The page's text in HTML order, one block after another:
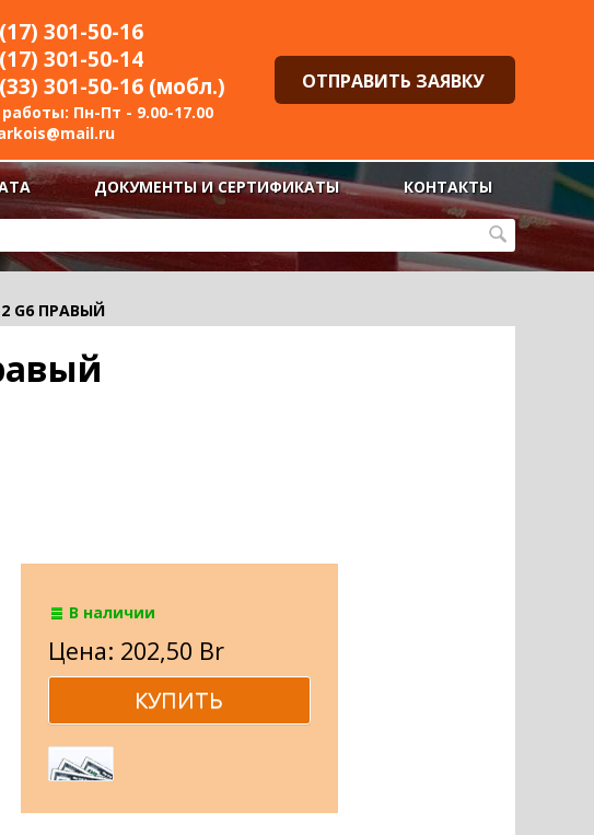
301-50-16
301-50-14
301-50-16 (мобл.)
Пн-Пт - 9.00-17.00
ОТПРАВИТЬ ЗАЯВКУ
ДОКУМЕНТЫ И СЕРТИФИКАТЫ КОНТАКТЫ
G6 ПРАВЫЙ
В наличии
Цена: 202,50 Br